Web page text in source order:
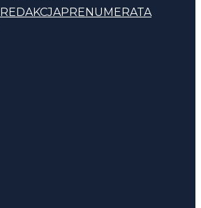
REDAKCJAPRENUMERATA